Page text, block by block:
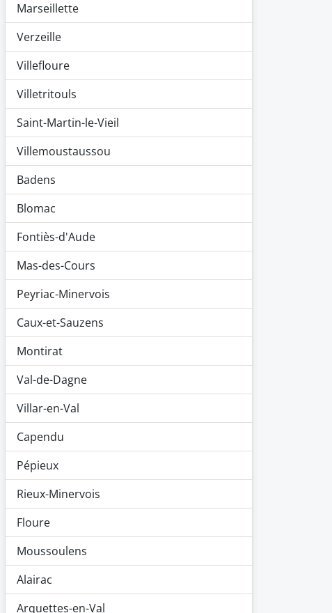
Marseillette
Verzeille
Villefloure
Villetritouls
Saint-Martin-le-Vieil
Villemoustaussou
Badens
Blomac
Fontiès-d'Aude
Mas-des-Cours
Peyriac-Minervois
Caux-et-Sauzens
Montirat
Val-de-Dagne
Villar-en-Val
Capendu
Pépieux
Rieux-Minervois
Floure
Moussoulens
Alairac
Arquettes-en-Val